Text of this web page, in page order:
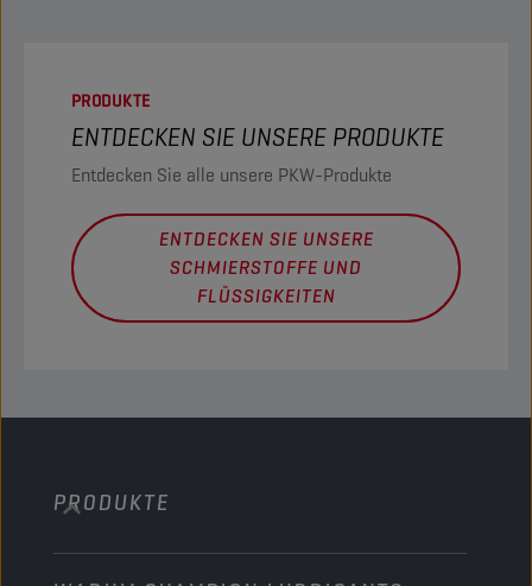
PRODUKTE
ENTDECKEN SIE UNSERE PRODUKTE
Entdecken Sie alle unsere PKW-Produkte
ENTDECKEN SIE UNSERE
SCHMIERSTOFFE UND
FLÜSSIGKEITEN
PRODUKTE